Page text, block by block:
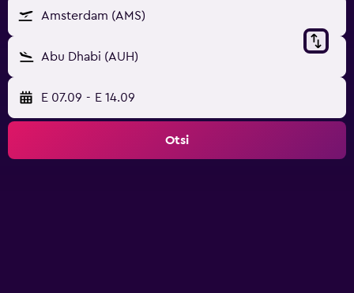
Amsterdam (AMS)
Abu Dhabi (AUH)
E 07.09 - E 14.09
Otsi